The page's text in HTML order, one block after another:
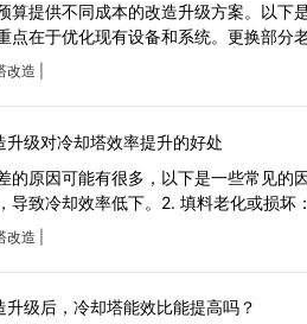
算提供不同成本的改造升级方案。以下
点在于优化现有设备和系统。更换部分
改造
升级对冷却塔效率提升的好处
的原因可能有很多，以下是一些常见的
导致冷却效率低下。2. 填料老化或损
改造
升级后，冷却塔能效比能提高吗？